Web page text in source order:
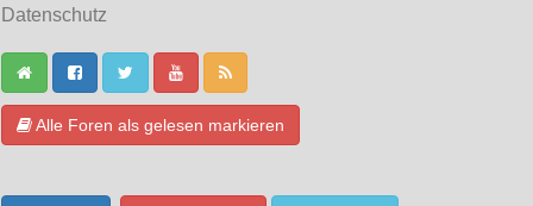
Datenschutz
Alle Foren als gelesen markieren